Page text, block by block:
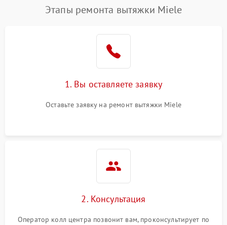
Этапы ремонта вытяжки Miele
1. Вы оставляете заявку
Оставьте заявку на ремонт вытяжки Miele
2. Консультация
Оператор колл центра позвонит вам, проконсультирует по